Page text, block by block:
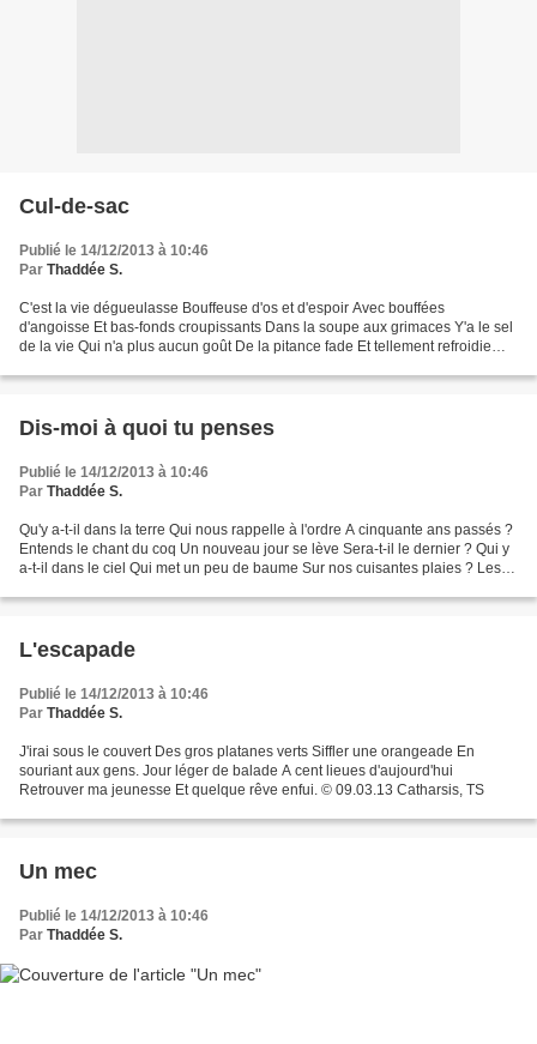
Cul-de-sac
Publié le 14/12/2013 à 10:46
Par Thaddée S.
C'est la vie dégueulasse Bouffeuse d'os et d'espoir Avec bouffées
d'angoisse Et bas-fonds croupissants Dans la soupe aux grimaces Y'a le sel
de la vie Qui n'a plus aucun goût De la pitance fade Et tellement refroidie
Dis-moi à quoi tu penses
Publié le 14/12/2013 à 10:46
Par Thaddée S.
Qu'y a-t-il dans la terre Qui nous rappelle à l'ordre A cinquante ans passés ?
Entends le chant du coq Un nouveau jour se lève Sera-t-il le dernier ? Qui y
a-t-il dans le ciel Qui met un peu de baume Sur nos cuisantes plaies ? Les
L'escapade
Publié le 14/12/2013 à 10:46
Par Thaddée S.
J'irai sous le couvert Des gros platanes verts Siffler une orangeade En
souriant aux gens. Jour léger de balade A cent lieues d'aujourd'hui
Retrouver ma jeunesse Et quelque rêve enfui. © 09.03.13 Catharsis, TS
Un mec
Publié le 14/12/2013 à 10:46
Par Thaddée S.